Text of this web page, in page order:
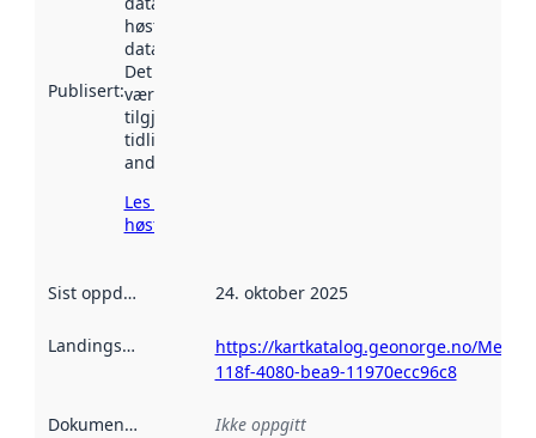
Publisert:
høstet av
data.norge.no.
Det kan ha
vært
tilgjengelig
tidligere
andre steder.
Les mer om
høsting her
Sist oppdatert 24. oktober 2025
Landingsside
https://kartkatalog.geonorge.no/
118f-4080-bea9-11970ecc96c8
Dokumentasjon Ikke oppgitt